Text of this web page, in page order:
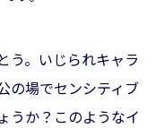
う。いじられキャラ
の場でセンシティブ
うか？このようなイ